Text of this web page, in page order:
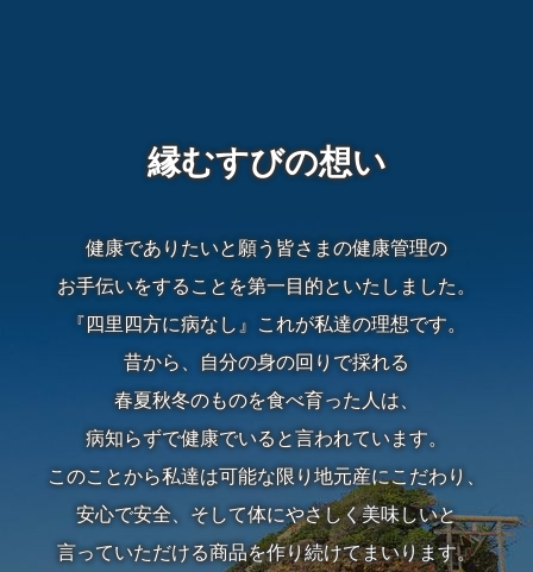
縁むすびの想い
健康でありたいと願う皆さまの健康管理の
お手伝いをすることを第一目的といたしました。
『四里四方に病なし』これが私達の理想です。
昔から、自分の身の回りで採れる
春夏秋冬のものを食べ育った人は、
病知らずで健康でいると言われています。
このことから私達は可能な限り地元産にこだわり、
安心で安全、そして体にやさしく美味しいと
言っていただける商品を作り続けてまいります。